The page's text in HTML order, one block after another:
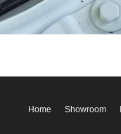
Home Showroom